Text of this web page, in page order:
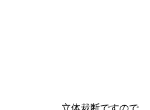
立体裁断ですので